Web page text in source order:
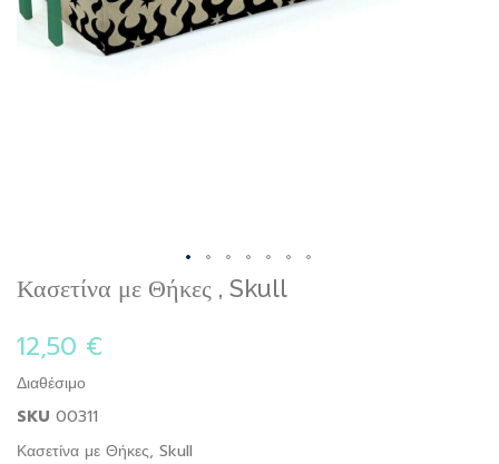
Κασετίνα με Θήκες , Skull
12,50 €
Διαθέσιμο
SKU 00311
Κασετίνα με Θήκες, Skull
Skip
beginning
of
the
images
gallery